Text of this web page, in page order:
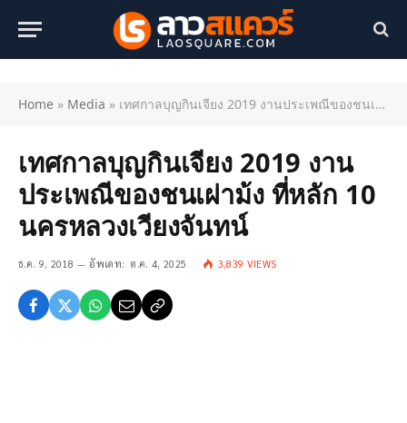
Home » Media » เทศกาลบุญกินเจียง 2019 งานประเพณีของชนเผ่าม้ง ที่หลัก 10 นครหลวงเวียงจันทน์
เทศกาลบุญกินเจียง 2019 งาน
ประเพณีของชนเผ่าม้ง ที่หลัก 10
นครหลวงเวียงจันทน์
ธ.ค. 9, 2018 อัพเดท: ต.ค. 4, 2025 3,839 VIEWS